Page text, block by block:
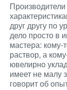
друг другу по
дело просто в
мастера:
раствор, а
ювелирно
имеет не малу
говорит об